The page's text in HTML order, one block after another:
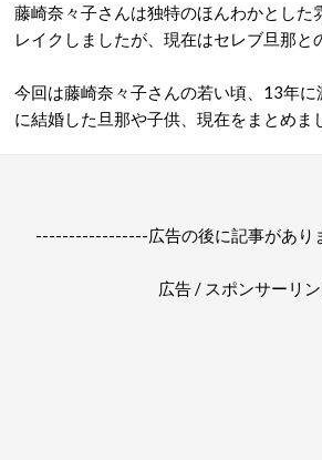
藤崎奈々子さんは独特のほんわかとした
レイクしましたが、現在はセレブ旦那と
今回は藤崎奈々子さんの若い頃、13年に
に結婚した旦那や子供、現在をまとめま
-----------------広告の後に記事があ
広告 / スポンサーリ